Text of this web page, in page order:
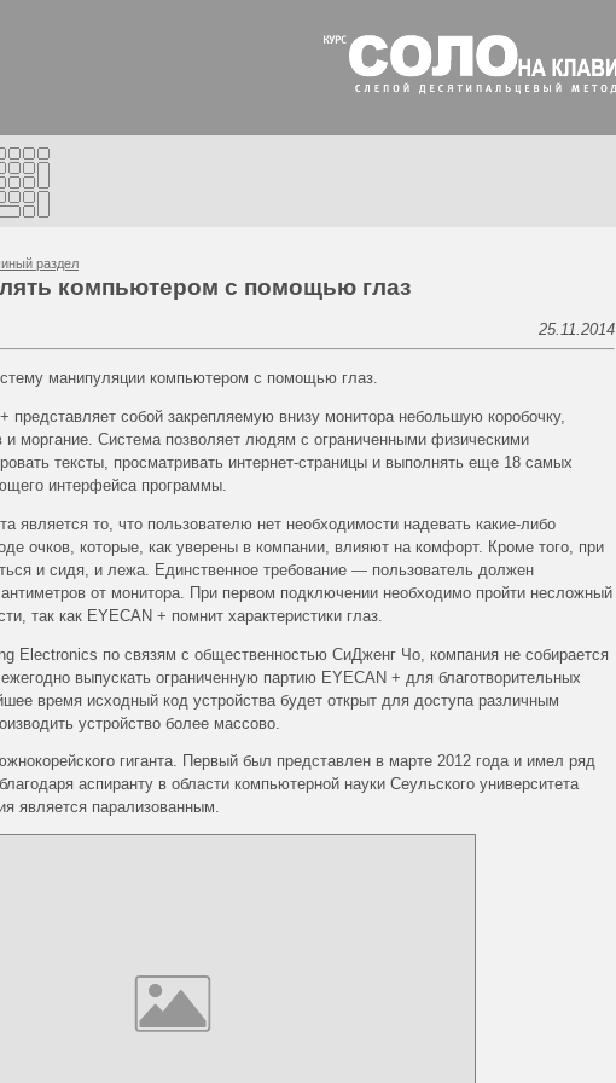
раздел
компьютером с помощью глаз
25.11.2014
манипуляции компьютером с помощью глаз.
представляет собой закрепляемую внизу монитора небольшую коробочку,
и моргание. Система позволяет людям с ограниченными физическими
тексты, просматривать интернет-страницы и выполнять еще 18 самых
интерфейса программы.
является то, что пользователю нет необходимости надевать какие-либо
очков, которые, как уверены в компании, влияют на комфорт. Кроме того, при
и сидя, и лежа. Единственное требование — пользователь должен
от монитора. При первом подключении необходимо пройти несложный
так как EYECAN + помнит характеристики глаз.
Electronics по связям с общественностью СиДженг Чо, компания не собирается
выпускать ограниченную партию EYECAN + для благотворительных
время исходный код устройства будет открыт для доступа различным
устройство более массово.
гиганта. Первый был представлен в марте 2012 года и имел ряд
аспиранту в области компьютерной науки Сеульского университета
является парализованным.